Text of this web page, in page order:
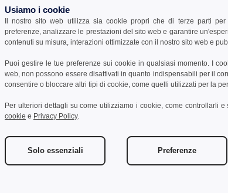
Aggiungi al carrello
Usiamo i cookie
Il nostro sito web utilizza sia cookie propri che di terze parti
preferenze, analizzare le prestazioni del sito web e garantire
contenuti su misura, interazioni ottimizzate con il nostro sito web e
Puoi gestire le tue preferenze sui cookie in qualsiasi momento. I
web, non possono essere disattivati in quanto indispensabili per il
consentire o bloccare altri tipi di cookie, come quelli utilizzati per la
Per ulteriori dettagli su come utilizziamo i cookie, come controllarli
cookie e Privacy Policy.
Solo essenziali Preferenze